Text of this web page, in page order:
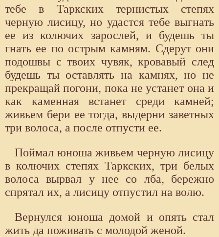
тебе в Таркских тернистых степях
черную лисицу, но удастся тебе выгнать
ее из колючих зарослей, и будешь ты
гнать ее по острым камням. Сдерут они
подошвы с твоих чувяк, кровавый след
будешь ты оставлять на камнях, но не
прекращай погони, пока не устанет она и
как каменная встанет среди камней;
живьем бери ее тогда, выдерни заветных
три волоса, а после отпусти ее.
Поймал юноша живьем черную лисицу
в колючих степях Таркских, три белых
волоса вырвал у нее со лба, бережно
спрятал их, а лисицу отпустил на волю.
Вернулся юноша домой и опять стал
жить да поживать с молодой женой.